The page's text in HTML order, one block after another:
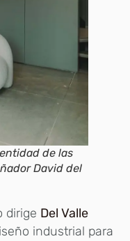
de las
David del
dirige Del Valle
industrial para